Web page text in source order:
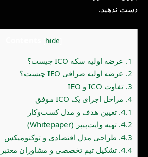
دست ندهید.
hide
1. عرضه اولیه سکه ICO چیست؟
2. عرضه اولیه صرافی IEO چیست؟
3. تفاوت ICO و IEO
4. مراحل اجرای یک ICO موفق
4.1. تعیین هدف و مدل کسب‌وکار
4.2. تهیه وایت‌پیپر (Whitepaper)
4.3. طراحی مدل اقتصادی و توکنومیکس
4.4. تشکیل تیم تخصصی و مشاوران معتبر